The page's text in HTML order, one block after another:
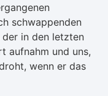
schwappenden
der in den letzten
aufnahm und uns,
wenn er das